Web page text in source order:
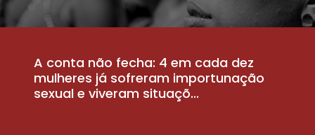
A conta não fecha: 4 em cada dez
mulheres já sofreram importunação
sexual e viveram situaçõ...